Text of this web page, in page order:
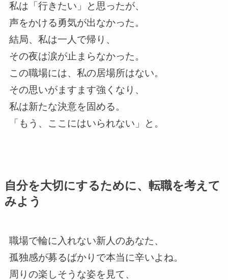
私は「行きたい」と思ったが、
声をかける勇気が出なかった。
結局、私は一人で帰り、
その夜は涙が止まらなかった。
この職場には、私の居場所はない。
その思いがますます強くなり、
私は新たな決意を固める。
「もう、ここにはいられない」と。
自分を大切にするために、転職を考えて
みよう
職場で輪に入れない新人のあなた、
孤独感が募るばかりで本当に辛いよね。
周りの楽しそうな姿を見て、